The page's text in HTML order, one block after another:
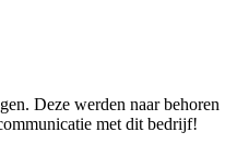
Deze werden naar behoren
met dit bedrijf!